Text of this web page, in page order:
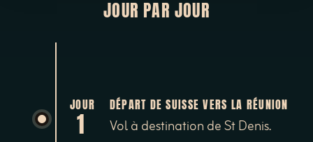
JOUR PAR JOUR
JOUR
1
DÉPART DE SUISSE VERS LA RÉUNION
Vol à destination de St Denis.